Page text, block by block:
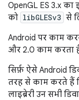
OpenGL ES 3.x
को libGLESv3 से
Android पर काम
और 2.0 काम करता
सिर्फ़ ऐसे Android
तरह से काम करते हैं
लाइब्रेरी उन सभी